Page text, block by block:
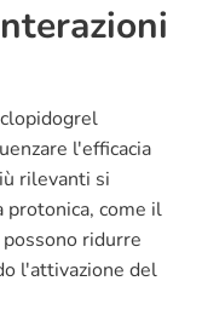
l'efficacia
rilevanti si
come il
ridurre
l'attivazione del